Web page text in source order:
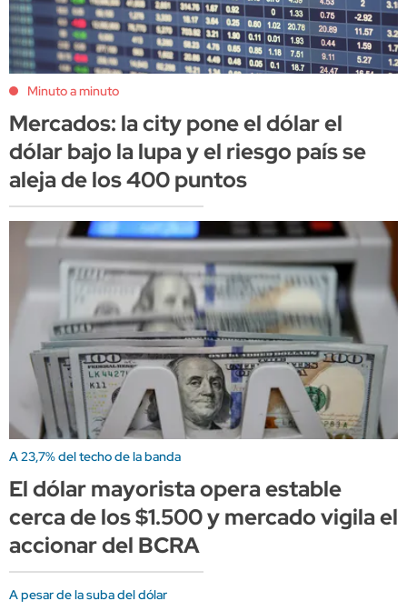
Minuto a minuto
Mercados: la city pone el dólar el
dólar bajo la lupa y el riesgo país se
aleja de los 400 puntos
A 23,7% del techo de la banda
El dólar mayorista opera estable
cerca de los $1.500 y mercado vigila el
accionar del BCRA
A pesar de la suba del dólar